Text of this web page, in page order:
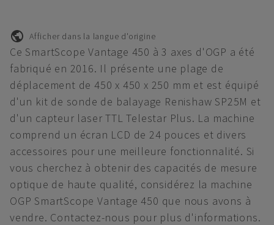
Afficher dans la langue d'origine
Ce SmartScope Vantage 450 à 3 axes d'OGP a été
fabriqué en 2016. Il présente une plage de
déplacement de 450 x 450 x 250 mm et est équipé
d'un kit de sonde de balayage Renishaw SP25M et
d'un capteur laser TTL Telestar Plus. La machine
comprend un écran LCD de 24 pouces et divers
accessoires pour une meilleure fonctionnalité. Si
vous cherchez à obtenir des capacités de mesure
optique de haute qualité, considérez la machine
OGP SmartScope Vantage 450 que nous avons à
vendre. Contactez-nous pour plus d'informations.